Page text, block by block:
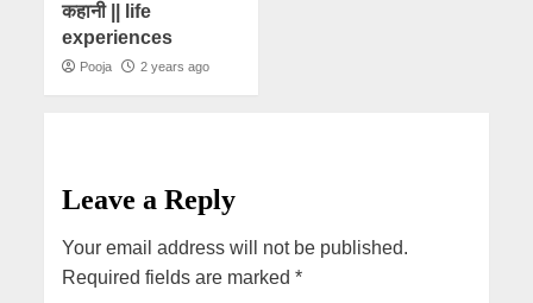
कहानी || life
experiences
Pooja 2 years ago
Leave a Reply
Your email address will not be published.
Required fields are marked*